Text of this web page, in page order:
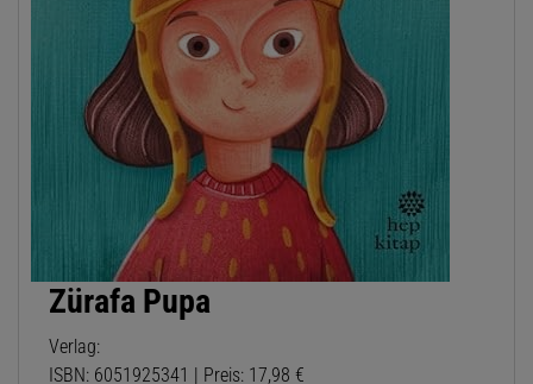
Zürafa Pupa
Verlag:
ISBN: 6051925341 | Preis: 17,98 €